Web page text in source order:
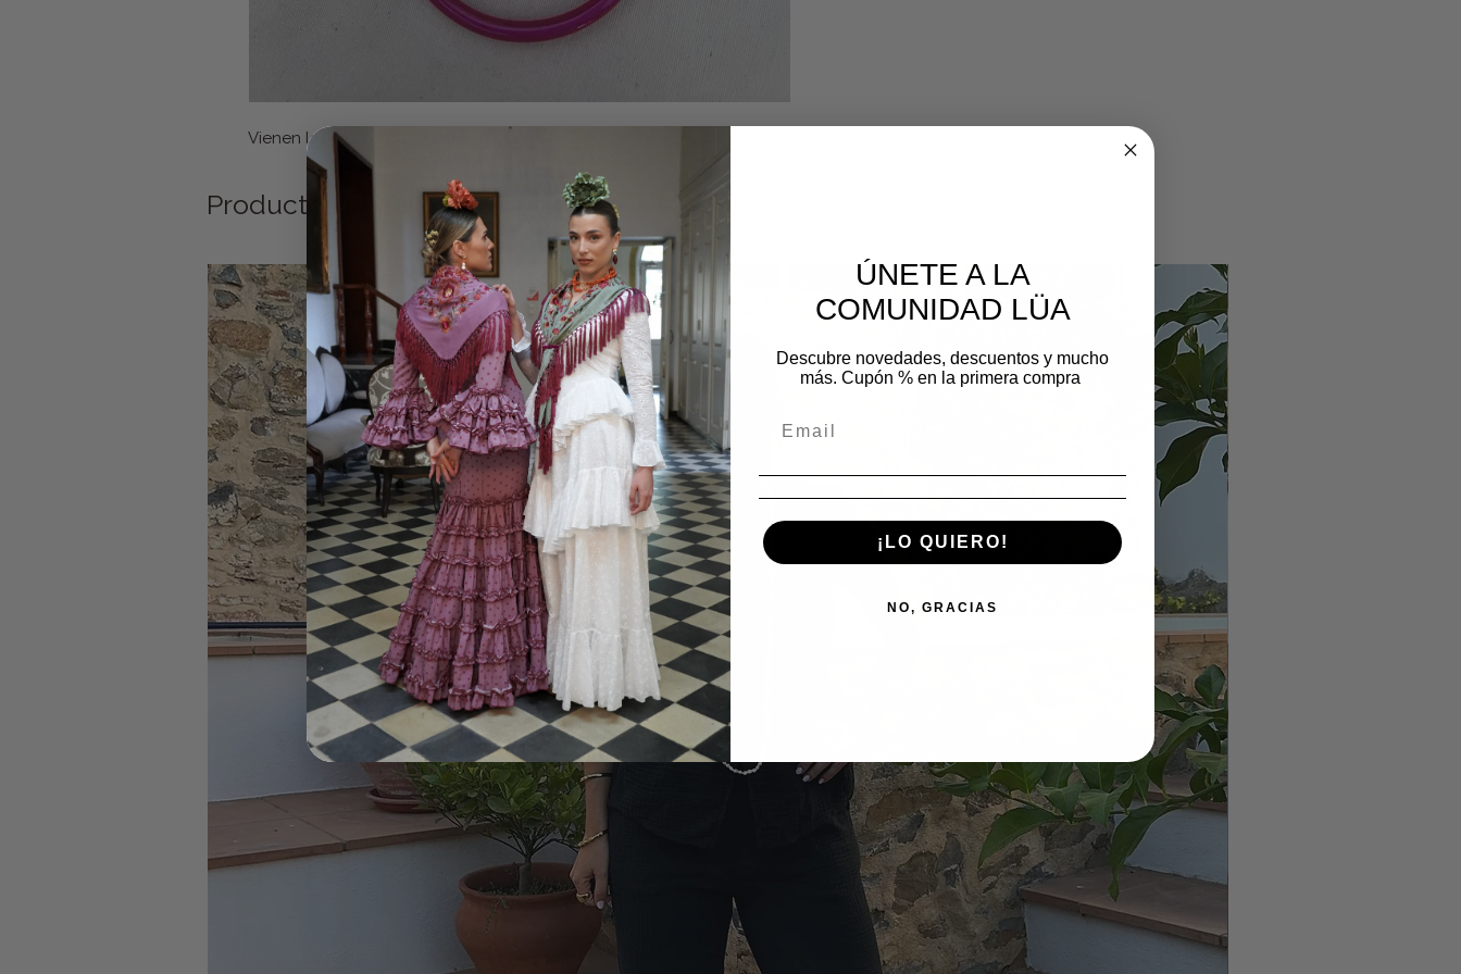
Vienen las cuatro. Se pueden mojar
Productos relacionados
ÚNETE A LA
COMUNIDAD LÜA
Descubre novedades, descuentos y mucho
más. Cupón % en la primera compra
¡LO QUIERO!
NO, GRACIAS